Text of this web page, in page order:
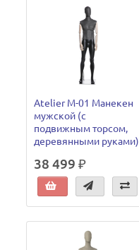
Atelier M-01 Манекен
мужской (с
подвижным торсом,
деревянными руками)
38 499 ₽